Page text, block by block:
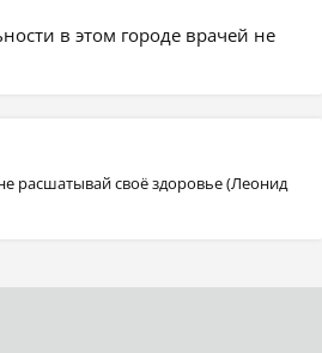
в этом городе врачей не
расшатывай своё здоровье (Леонид